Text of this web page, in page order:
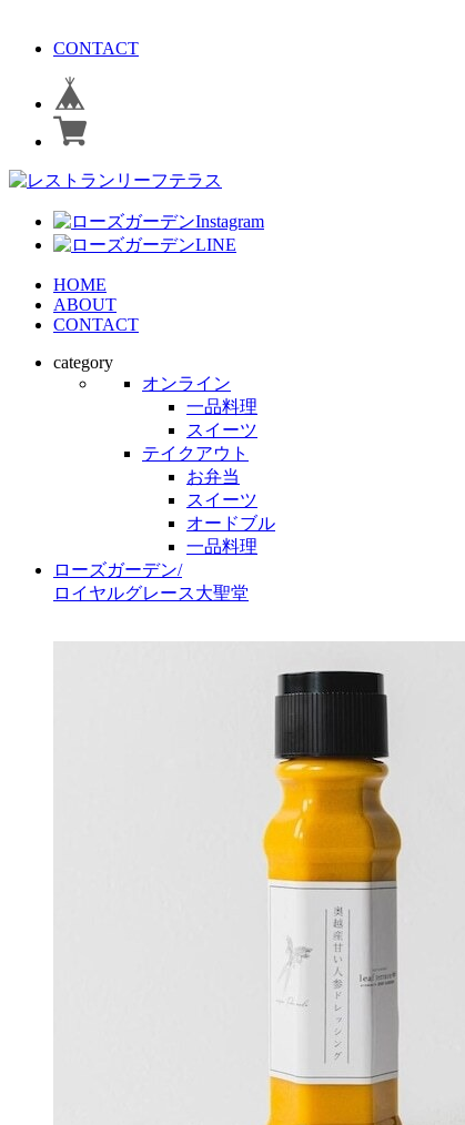
CONTACT
HOME
ABOUT
CONTACT
category
オンライン
一品料理
スイーツ
テイクアウト
お弁当
スイーツ
オードブル
一品料理
ローズガーデン/
ロイヤルグレース大聖堂